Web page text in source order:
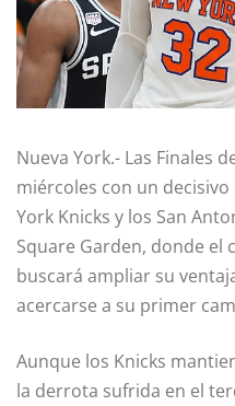
Nueva York.- Las Finales
miércoles con un
York Knicks y los San
Square Garden, donde
buscará ampliar su
acercarse a su primer
Aunque los Knicks
la derrota sufrida en el